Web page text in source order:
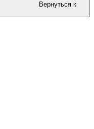
Вернуться к